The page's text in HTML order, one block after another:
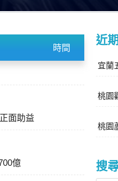
時間
面助益
億
近
宜蘭
桃園
桃園
搜